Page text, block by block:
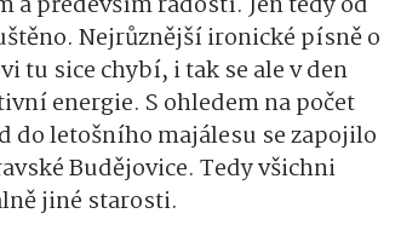
Nejrůznější ironické písně o
tu sice chybí, i tak se ale v den
energie. S ohledem na počet
do letošního majálesu se zapojilo
Budějovice. Tedy všichni
jiné starosti.